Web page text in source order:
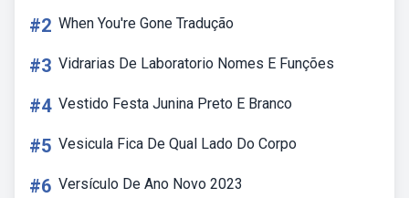
#2 When You're Gone Tradução
#3 Vidrarias De Laboratorio Nomes E Funções
#4 Vestido Festa Junina Preto E Branco
#5 Vesicula Fica De Qual Lado Do Corpo
#6 Versículo De Ano Novo 2023